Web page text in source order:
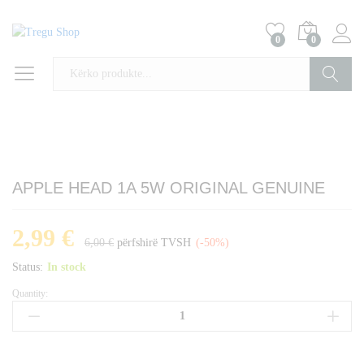
0 0
APPLE HEAD 1A 5W ORIGINAL GENUINE
2,99 € 6,00€ përfshirë TVSH (-50%)
Status: In stock
APPLE
HEAD
Quantity: